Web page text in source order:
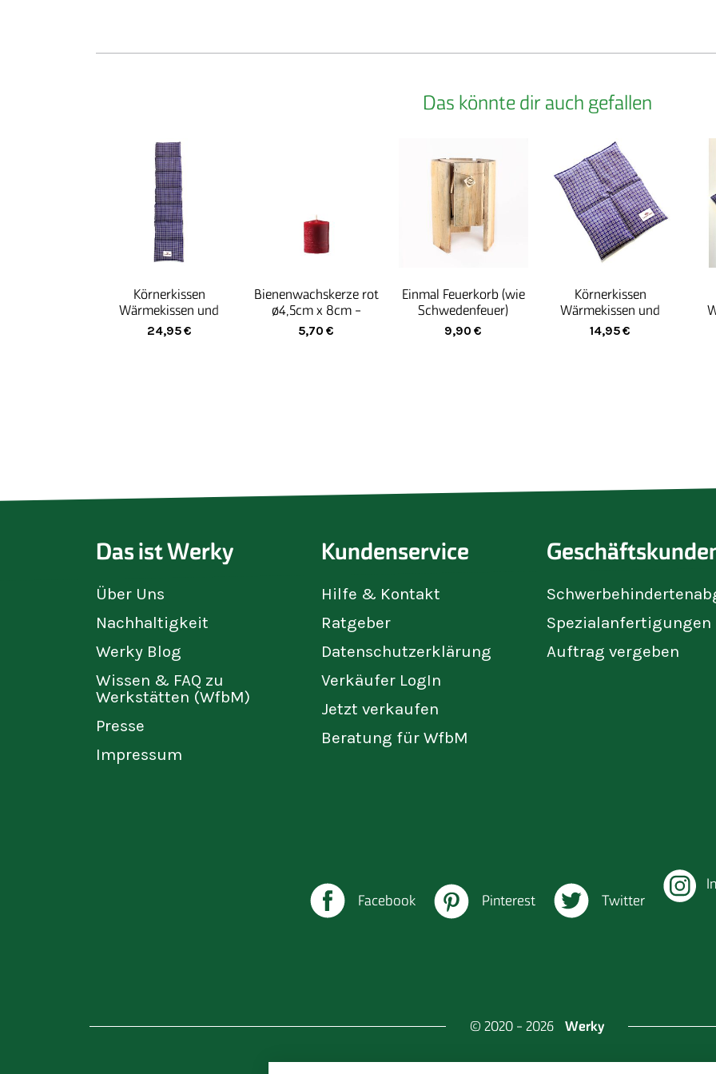
Die
Mit kreativen
Menschen
Das könnte dir auch gefallen
Körnerkissen
Wärmekissen und
Kältekissen aus Bio-
Roggen - Körnerkissen
24,95€
Bienenwachskerze rot
ø4,5cm x 8cm -
Stumpenkerze
Bienenwachs
5,70 €
Einmal Feuerkorb (wie
Schwedenfeuer)
9,90 €
Körnerkissen
Wärmekissen und
Kältekissen aus Bio-
Roggen - 4 Kammern
14,95€
Das ist Werky
Über Uns
Nachhaltigkeit
Werky Blog
Wissen & FAQ zu
Werkstätten (WfbM)
Presse
Impressum
Kundenservice
Hilfe & Kontakt
Ratgeber
Datenschutzerklärung
Verkäufer LogIn
Jetzt verkaufen
Beratung für WfbM
Spezialanfertigungen
Auftrag vergeben
Facebook Pinterest Twitter
© 2020 - 2026 Werky